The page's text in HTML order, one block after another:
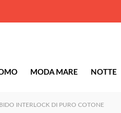
MODA MARE NOTTE
INTERLOCK DI PURO COTONE